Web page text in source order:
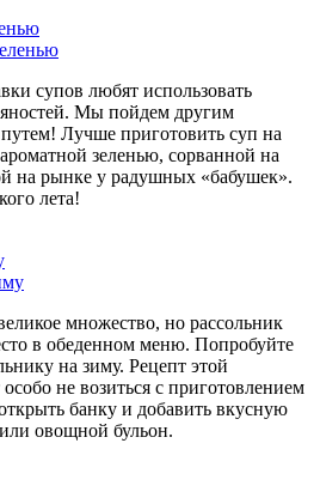
супов любят использовать
Мы пойдем другим
Лучше приготовить суп на
зеленью, сорванной на
на рынке у радушных «бабушек».
лета!
множество, но рассольник
в обеденном меню. Попробуйте
на зиму. Рецепт этой
не возиться с приготовлением
банку и добавить вкусную
овощной бульон.